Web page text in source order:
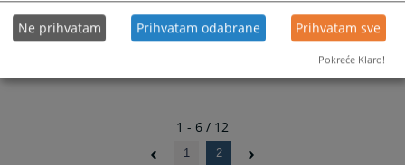
dates.
dates.
1 - 6 / 12
1 2
Ne prihvatam Prihvatam odabrane Prihvatam sve
Pokreće Klaro!